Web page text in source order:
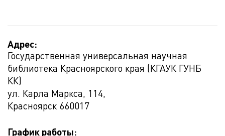
Адрес:
Государственная универсальная научная
библиотека Красноярского края (КГАУК ГУНБ
КК)
ул. Карла Маркса, 114,
Красноярск 660017
График работы: